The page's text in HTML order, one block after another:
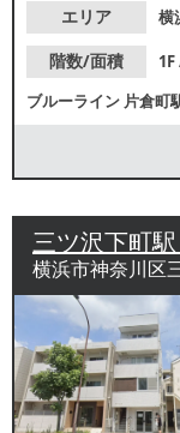
エリア
横
階数/面積
ブルーライン 片倉町
三ツ沢下町
横浜市神奈川区